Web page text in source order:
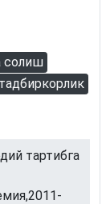
солиш
тадбиркорлик
тартибга